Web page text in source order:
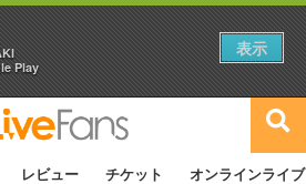
レビュー チケット オンラインライブ
Play
表示